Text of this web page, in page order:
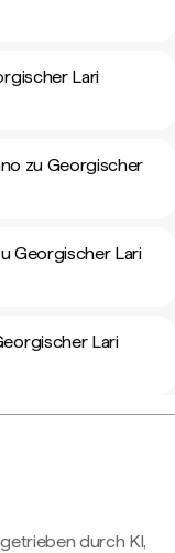
Lari
zu Georgischer
Georgischer Lari
Lari
durch KI,